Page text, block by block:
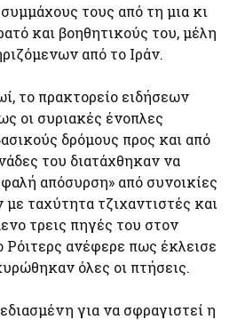
τους από τη μια κι
και βοηθητικούς του, μέλη
από το Ιράν.
το πρακτορείο ειδήσεων
οι συριακές ένοπλες
δρόμους προς και από
του διατάχθηκαν να
απόσυρση» από συνοικίες
ταχύτητα τζιχαντιστές και
τρεις πηγές του στον
Ρόιτερς ανέφερε πως έκλεισε
όλες οι πτήσεις.
για να σφραγιστεί η